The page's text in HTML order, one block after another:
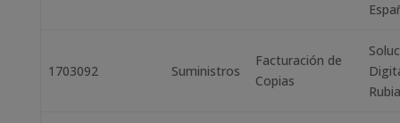
1703092 Suministros
Facturación de
Copias